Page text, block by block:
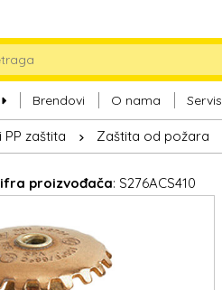
Brendovi O nama Servis
zaštita Zaštita od požara
proizvođača: S276ACS410